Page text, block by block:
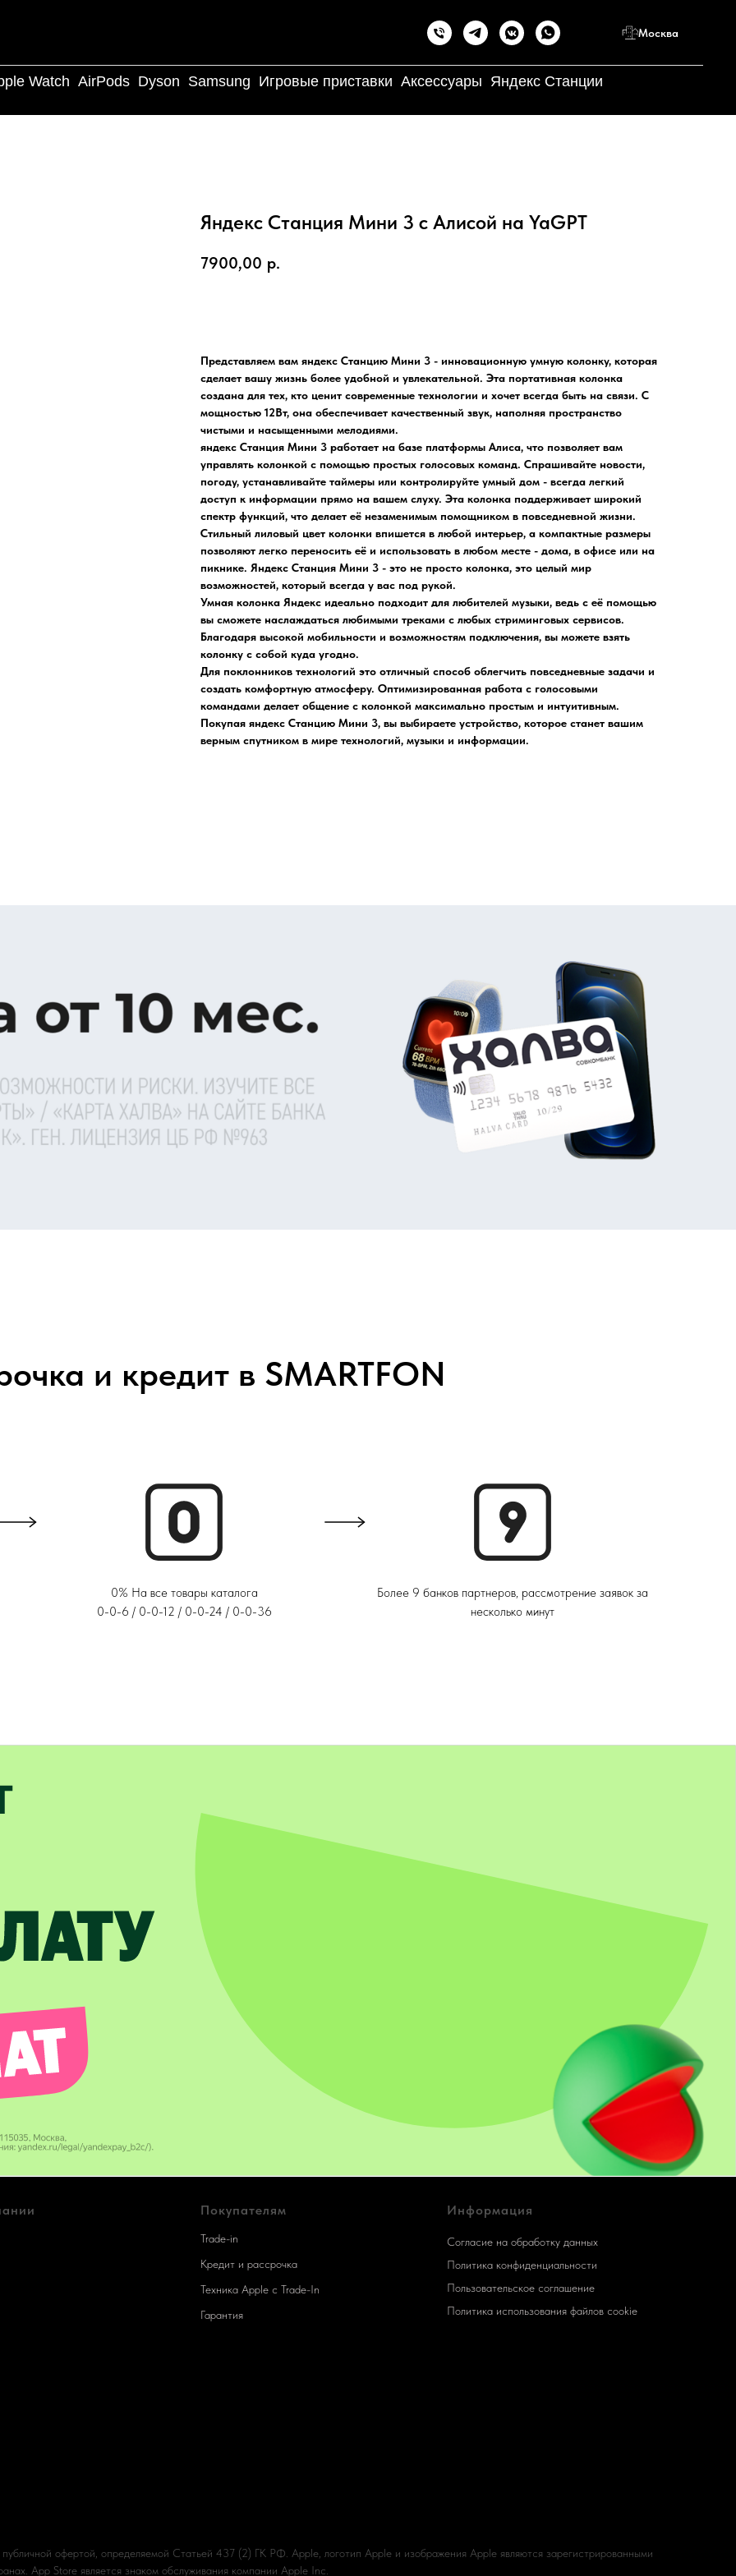
Москва
Watch AirPods Dyson Samsung Игровые приставки Аксессуары Яндекс Станции
Яндекс Станция Мини 3 с Алисой на YaGPT
7900,00 р.
Представляем вам яндекс Станцию Мини 3 - инновационную умную колонку, которая
сделает вашу жизнь более удобной и увлекательной. Эта портативная колонка
создана для тех, кто ценит современные технологии и хочет всегда быть на связи. С
мощностью 12Вт, она обеспечивает качественный звук, наполняя пространство
чистыми и насыщенными мелодиями.
яндекс Станция Мини 3 работает на базе платформы Алиса, что позволяет вам
управлять колонкой с помощью простых голосовых команд. Спрашивайте новости,
погоду, устанавливайте таймеры или контролируйте умный дом - всегда легкий
доступ к информации прямо на вашем слуху. Эта колонка поддерживает широкий
спектр функций, что делает её незаменимым помощником в повседневной жизни.
Стильный лиловый цвет колонки впишется в любой интерьер, а компактные размеры
позволяют легко переносить её и использовать в любом месте - дома, в офисе или на
пикнике. Яндекс Станция Мини 3 - это не просто колонка, это целый мир
возможностей, который всегда у вас под рукой.
Умная колонка Яндекс идеально подходит для любителей музыки, ведь с её помощью
вы сможете наслаждаться любимыми треками с любых стриминговых сервисов.
Благодаря высокой мобильности и возможностям подключения, вы можете взять
колонку с собой куда угодно.
Для поклонников технологий это отличный способ облегчить повседневные задачи и
создать комфортную атмосферу. Оптимизированная работа с голосовыми
командами делает общение с колонкой максимально простым и интуитивным.
Покупая яндекс Станцию Мини 3, вы выбираете устройство, которое станет вашим
верным спутником в мире технологий, музыки и информации.
и кредит в SMARTFON
0% На все товары каталога
0-0-6 / 0-0-12 / 0-0-24 / 0-0-36
Более 9 банков партнеров, рассмотрение заявок за
несколько минут
Покупателям
Trade-in
Кредит и рассрочка
Техника Apple c Trade-In
Гарантия
Информация
Согласие на обработку данных
Политика конфиденциальности
Пользовательское соглашение
Политика использования файлов cookie
офертой, определяемой Статьей 437 (2) ГК РФ. Apple, логотип Apple и изображения Apple являются зарегистрированными
App Store является знаком обслуживания компании Apple Inc.